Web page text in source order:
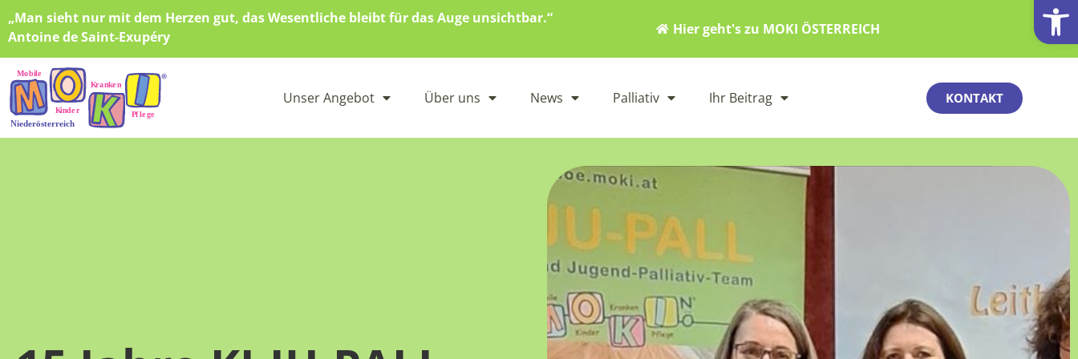
„Man sieht nur mit dem Herzen gut, das Wesentliche bleibt für das Auge unsichtbar.“
Antoine de Saint-Exupéry
Hier geht's zu MOKI ÖSTERREICH
Unser Angebot Über uns News Palliativ Ihr Beitrag KONTAKT